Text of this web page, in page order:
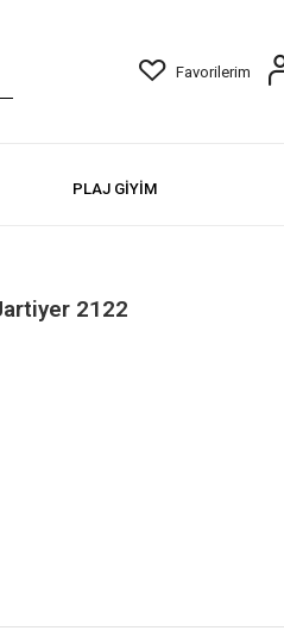
Favorilerim
PLAJ GİYİM
2122